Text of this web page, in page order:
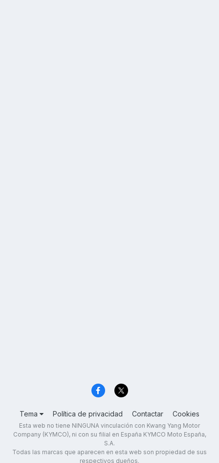
Tema Política de privacidad Contactar Cookies
Esta web no tiene NINGUNA vinculación con Kwang Yang Motor
Company (KYMCO), ni con su filial en España KYMCO Moto España,
S.A.
Todas las marcas que aparecen en esta web son propiedad de sus
respectivos dueños.